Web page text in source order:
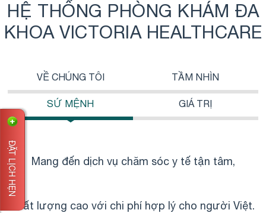
HỆ THỐNG PHÒNG KHÁM ĐA
KHOA VICTORIA HEALTHCARE
VỀ CHÚNG TÔI TẦM NHÌN
SỨ MỆNH GIÁ TRỊ
Mang đến dịch vụ chăm sóc y tế tận tâm,
chất lượng cao với chi phí hợp lý cho người Việt.
ĐẶT LỊCH HẸN